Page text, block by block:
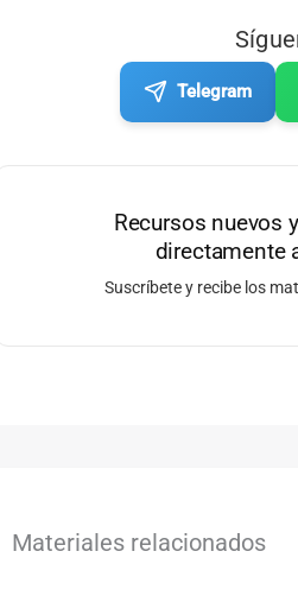
Telegram
Recursos nuevos
directamente
Suscríbete y recibe los
Materiales relacionados